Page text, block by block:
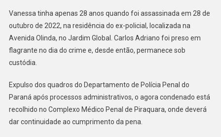
Vanessa tinha apenas 28 anos quando foi assassinada em 28 de
outubro de 2022, na residência do ex-policial, localizada na
Avenida Olinda, no Jardim Global. Carlos Adriano foi preso em
flagrante no dia do crime e, desde então, permanece sob
custódia.
Expulso dos quadros do Departamento de Polícia Penal do
Paraná após processos administrativos, o agora condenado está
recolhido no Complexo Médico Penal de Piraquara, onde deverá
dar continuidade ao cumprimento da pena.